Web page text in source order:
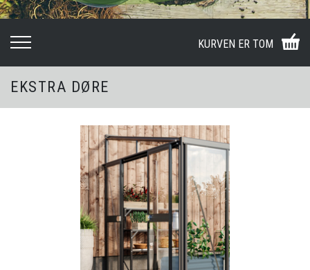
KURVEN ER TOM
EKSTRA DØRE